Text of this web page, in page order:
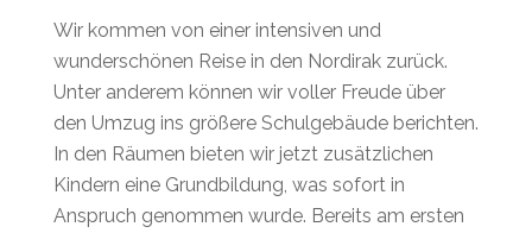
Wir kommen von einer intensiven und
wunderschönen Reise in den Nordirak zurück.
Unter anderem können wir voller Freude über
den Umzug ins größere Schulgebäude berichten.
In den Räumen bieten wir jetzt zusätzlichen
Kindern eine Grundbildung, was sofort in
Anspruch genommen wurde. Bereits am ersten